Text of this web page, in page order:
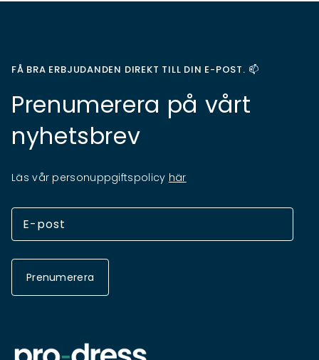
FÅ BRA ERBJUDANDEN DIREKT TILL DIN E-POST. 📫
Prenumerera på vårt
nyhetsbrev
Läs vår personuppgiftspolicy här
Prenumerera